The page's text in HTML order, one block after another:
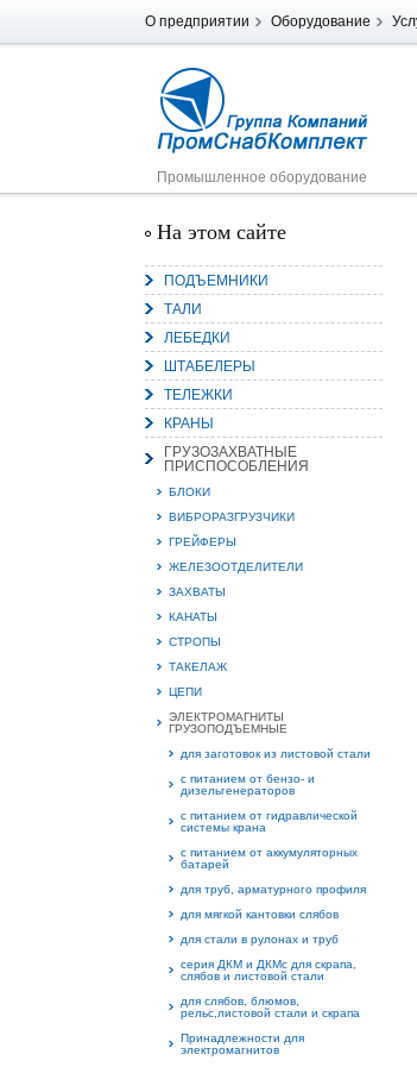
О предприятии Оборудование
Промышленное оборудование
На этом сайте
ПОДЪЕМНИКИ
ТАЛИ
ЛЕБЕДКИ
ШТАБЕЛЕРЫ
ТЕЛЕЖКИ
КРАНЫ
ГРУЗОЗАХВАТНЫЕ
ПРИСПОСОБЛЕНИЯ
БЛОКИ
ВИБРОРАЗГРУЗЧИКИ
ГРЕЙФЕРЫ
ЖЕЛЕЗООТДЕЛИТЕЛИ
ЗАХВАТЫ
КАНАТЫ
СТРОПЫ
ТАКЕЛАЖ
ЦЕПИ
ЭЛЕКТРОМАГНИТЫ
ГРУЗОПОДЪЕМНЫЕ
для заготовок из листовой стали
с питанием от бензо- и
дизельгенераторов
с питанием от гидравлической
системы крана
с питанием от аккумуляторных
батарей
для труб, арматурного профиля
для мягкой кантовки слябов
для стали в рулонах и труб
серия ДКМ и ДКМс для скрапа,
слябов и листовой стали
для слябов, блюмов,
рельс,листовой стали и скрапа
Принадлежности для
электромагнитов